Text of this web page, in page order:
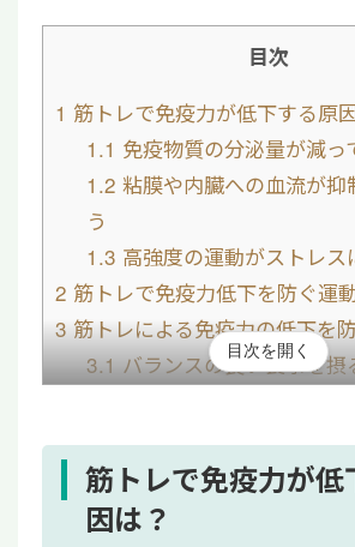
目次
1 筋トレで免疫力が低下する原
1.1 免疫物質の分泌量が減っ
1.2 粘膜や内臓への血流が抑
う
1.3 高強度の運動がストレス
2 筋トレで免疫力低下を防ぐ運
3筋トレによる免疫力の低下を
3.1バランスの良い食事を摂
3.4 免疫細胞療法を受ける
4 筋トレによる免疫力低下に関
目次を開く
筋トレで免疫力が低
因は？